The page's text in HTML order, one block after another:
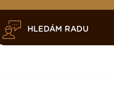
HLEDÁM RADU